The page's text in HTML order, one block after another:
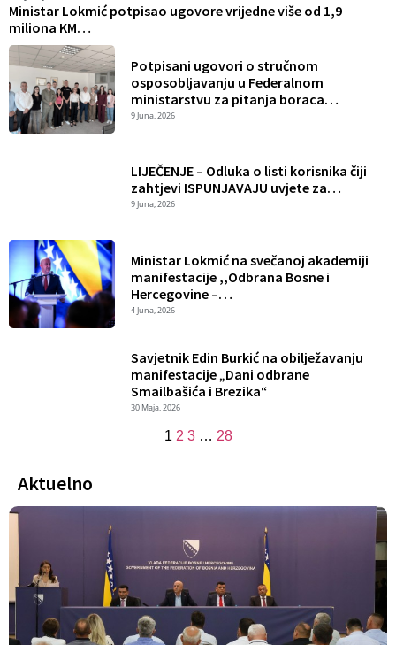
Ministar Lokmić potpisao ugovore vrijedne više od 1,9
miliona KM…
Potpisani ugovori o stručnom
osposobljavanju u Federalnom
ministarstvu za pitanja boraca…
9 Juna, 2026
LIJEČENJE – Odluka o listi korisnika čiji
zahtjevi ISPUNJAVAJU uvjete za…
9 Juna, 2026
Ministar Lokmić na svečanoj akademiji
manifestacije ,,Odbrana Bosne i
Hercegovine –…
4 Juna, 2026
Savjetnik Edin Burkić na obilježavanju
manifestacije „Dani odbrane
Smailbašića i Brezika“
30 Maja, 2026
1 2 3 … 28
Aktuelno